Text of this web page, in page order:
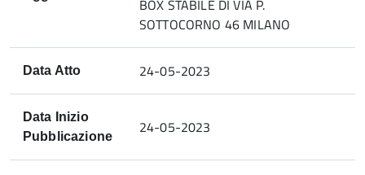
BOX STABILE DI VIA P.
SOTTOCORNO 46 MILANO
Data Atto 24-05-2023
Data Inizio
Pubblicazione
24-05-2023